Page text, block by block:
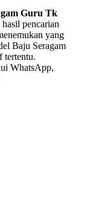
Guru Tk
pencarian
yang
Baju Seragam
tertentu.
WhatsApp,